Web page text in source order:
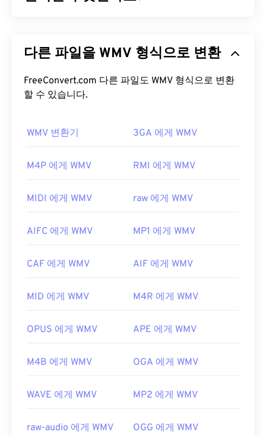
M4A 파일을 어떻게 여나요?
M4A 파일은 iTunes,QuickTime,Windows Media
Player등 널리 사용되는 대부분의 오디오 재생 프로
용자의 경우 Windows Media Player가 기본 프로그램
M4A 파일을 미리 볼 수도 있습니다.
Premiere Pro,Elmedia Player,Winamp및 기타 여
개발자: ISO/IEC
동영상 전문가 그룹
유용한 링크:
https://en.wikipedia.org/wiki/MPEG-4_Part_14
축하여 비디오 화질을 유지하면서 관리하기 쉬운 파
라는 디지털 컨테이너 형식은 WMV 파일을 캡슐화하
는 경우가 많습니다.
WMV 파일을 어떻게 여나요?
열고 읽을 수 있습니다. WMV 파일을 여는 데 가장 좋
니다. Microsoft에서 WMV와 ASF를 개발했으며, 오
늘날 온라인에서 많은 비디오가 WMV 파일입니다.
어 파일을 재생할 수 있는 또 다른 신뢰할 수 있는 옵
WMV는 다른 비디오 파일 형식으로도 쉽게 변환할 수
다는 점을 명심하세요. 변환이 필요한 경우,
도구입니다.
최초 출시:1999년
https://en.wikipedia.org/wiki/고급_시스템_포맷
다른 파일을 WMV 형식으로 변환
FreeConvert.com 다른 파일도 WMV 형식으로 변환
할 수 있습니다.
WMV 변환기 3GA 에게 WMV
M4P 에게 WMV RMI 에게 WMV
MIDI 에게 WMV raw 에게 WMV
AIFC 에게 WMV MP1 에게 WMV
CAF 에게 WMV AIF 에게 WMV
MID 에게 WMV M4R 에게 WMV
OPUS 에게 WMV APE 에게 WMV
M4B 에게 WMV OGA 에게 WMV
WAVE 에게 WMV MP2 에게 WMV
raw-audio 에게 WMV OGG 에게 WMV